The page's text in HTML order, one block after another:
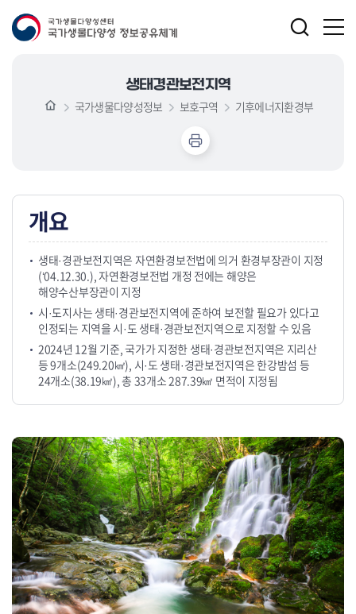
생태경관보전지역
국가생물다양성정보 보호구역 기후에너지환경부
개요
생태·경관보전지역은 자연환경보전법에 의거 환경부장관이 지정
(‘04.12.30.), 자연환경보전법 개정 전에는 해양은
해양수산부장관이 지정
시·도지사는 생태·경관보전지역에 준하여 보전할 필요가 있다고
인정되는 지역을 시·도 생태·경관보전지역으로 지정할 수 있음
2024년 12월 기준, 국가가 지정한 생태·경관보전지역은 지리산
등 9개소(249.20㎢), 시·도 생태·경관보전지역은 한강밤섬 등
24개소(38.19㎢), 총 33개소 287.39㎢ 면적이 지정됨